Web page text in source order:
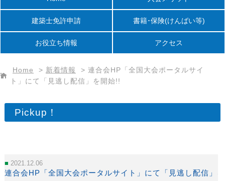
建築士免許申請 書籍･保険(けんばい等)
お役立ち情報 アクセス
Home > 新着情報 > 連合会HP「全国大会ポータルサイ
ト」にて「見逃し配信」を開始!!
Pickup！
2021.12.06
連合会HP「全国大会ポータルサイト」にて「見逃し配信」